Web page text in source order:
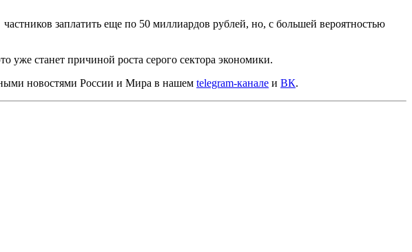
заплатить еще по 50 миллиардов рублей, но, с большей вероятностью
уже станет причиной роста серого сектора экономики.
новостями России и Мира в нашем telegram-канале и ВК.